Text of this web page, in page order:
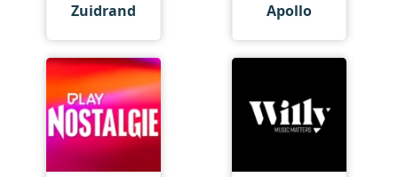
Zuidrand Apollo